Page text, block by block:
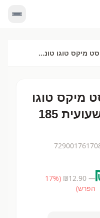
סטארקיסט מיקס טוגו טונה עם שעועית 185 גר
מיקס טוגו
טונה עם שעועית 185
— ₪
12.90
(
17%
הפרש)